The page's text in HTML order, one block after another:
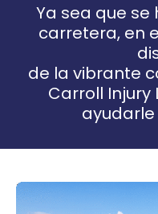
Ya sea que
carretera, en
de la vibrante
Carroll